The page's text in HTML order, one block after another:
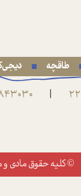
طاقچه
|
© کلیه حقوق مادی